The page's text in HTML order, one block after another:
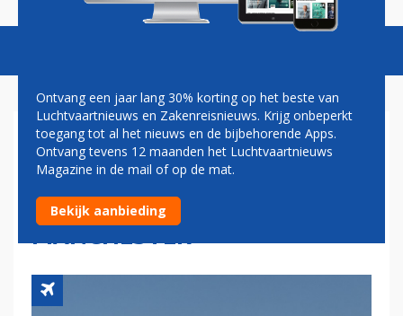
AER LINGUS WIL TRANS-
ATLANTISCHE ROUTES
OPENEN VANAF
MANCHESTER
Ontvang een jaar lang 30% korting op het beste van
Luchtvaartnieuws en Zakenreisnieuws. Krijg onbeperkt
toegang tot al het nieuws en de bijbehorende Apps.
Ontvang tevens 12 maanden het Luchtvaartnieuws
Magazine in de mail of op de mat.
Bekijk aanbieding